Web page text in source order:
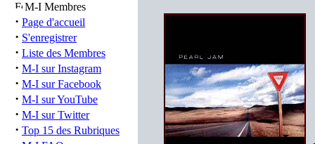
M-I Membres
· Page d'accueil
· S'enregistrer
· Liste des Membres
· M-I sur Instagram
· M-I sur Facebook
· M-I sur YouTube
· M-I sur Twitter
· Top 15 des Rubriques